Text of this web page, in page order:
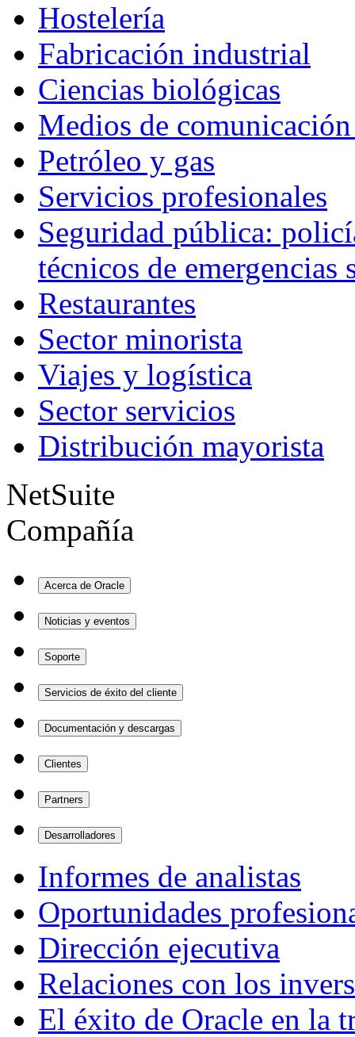
Hostelería
Fabricación industrial
Ciencias biológicas
Medios de
Petróleo y gas
Servicios profesionales
Seguridad pública:
técnicos de emergencias
Restaurantes
Sector minorista
Viajes y logística
Sector servicios
Distribución mayorista
NetSuite
Compañía
Acerca de Oracle
Noticias y eventos
Soporte
Servicios de éxito del cliente
Documentación y descargas
Clientes
Partners
Desarrolladores
Informes de analistas
Oportunidades
Dirección ejecutiva
Relaciones con los
El éxito de Oracle en la